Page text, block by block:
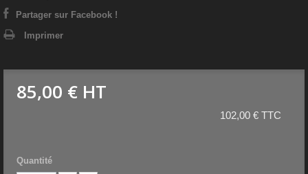
Partager sur Facebook !
Imprimer
85,00 € HT
102,00 € TTC
Quantité